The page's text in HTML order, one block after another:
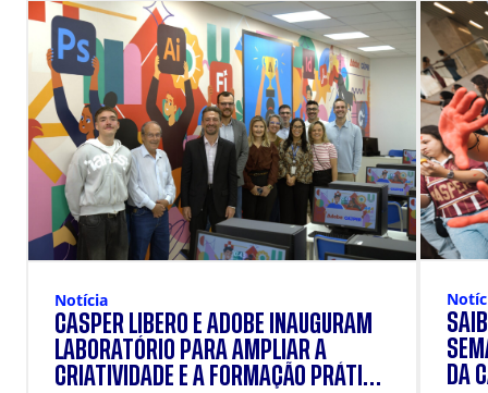
Notícia
CÁSPER LÍBERO E ADOBE INAUGURAM
LABORATÓRIO PARA AMPLIAR A
CRIATIVIDADE E A FORMAÇÃO PRÁTICA
DA